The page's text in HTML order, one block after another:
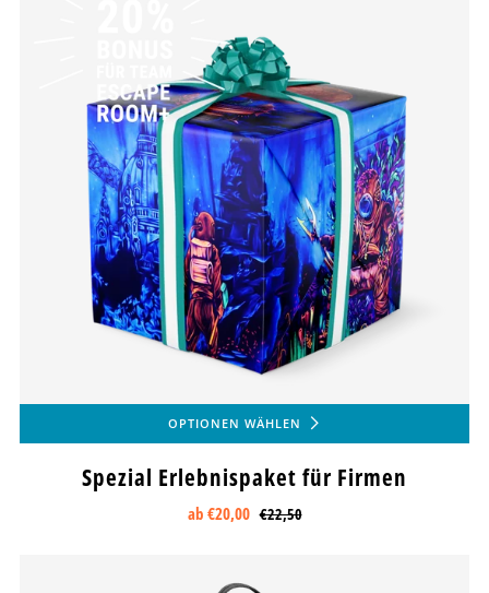
OPTIONEN WÄHLEN
Spezial Erlebnispaket für Firmen
ab €20,00 €22,50